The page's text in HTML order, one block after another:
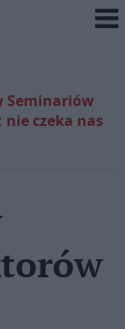
Seminariów
czeka nas